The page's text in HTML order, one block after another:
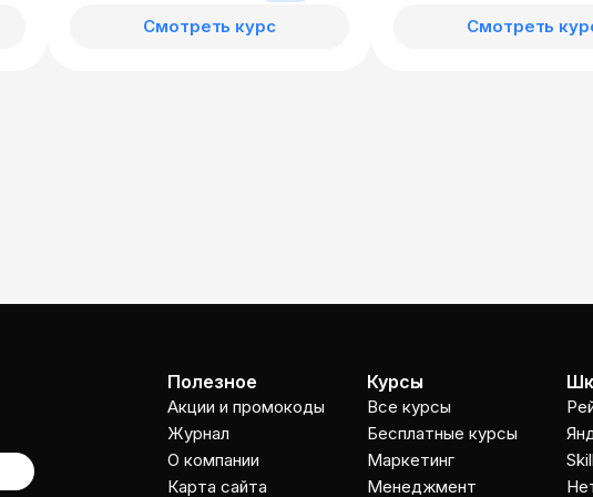
Смотреть курс Смотреть
Полезное
Акции и промокоды
Журнал
О компании
Карта сайта
Курсы
Все курсы
Бесплатные курсы
Маркетинг
Менеджмент